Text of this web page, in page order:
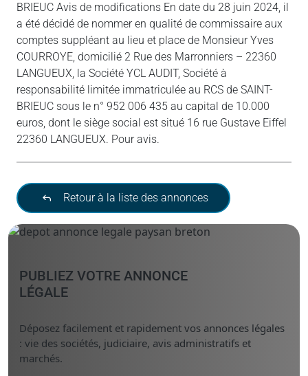
BRIEUC Avis de modifications En date du 28 juin 2024, il
a été décidé de nommer en qualité de commissaire aux
comptes suppléant au lieu et place de Monsieur Yves
COURROYE, domicilié 2 Rue des Marronniers – 22360
LANGUEUX, la Société YCL AUDIT, Société à
responsabilité limitée immatriculée au RCS de SAINT-
BRIEUC sous le n° 952 006 435 au capital de 10.000
euros, dont le siège social est situé 16 rue Gustave Eiffel
22360 LANGUEUX. Pour avis.
Retour à la liste des annonces
PUBLIEZ VOTRE ANNONCE
LÉGALE
Déposez facilement et rapidement vos annonces légales
: vie des sociétés, judiciaire, avis administratifs et
marchés.